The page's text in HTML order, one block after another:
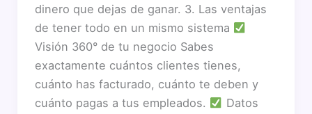
dinero que dejas de ganar. 3. Las ventajas
de tener todo en un mismo sistema
Visión 360° de tu negocio Sabes
exactamente cuántos clientes tienes,
cuánto has facturado, cuánto te deben y
cuánto pagas a tus empleados.
Datos